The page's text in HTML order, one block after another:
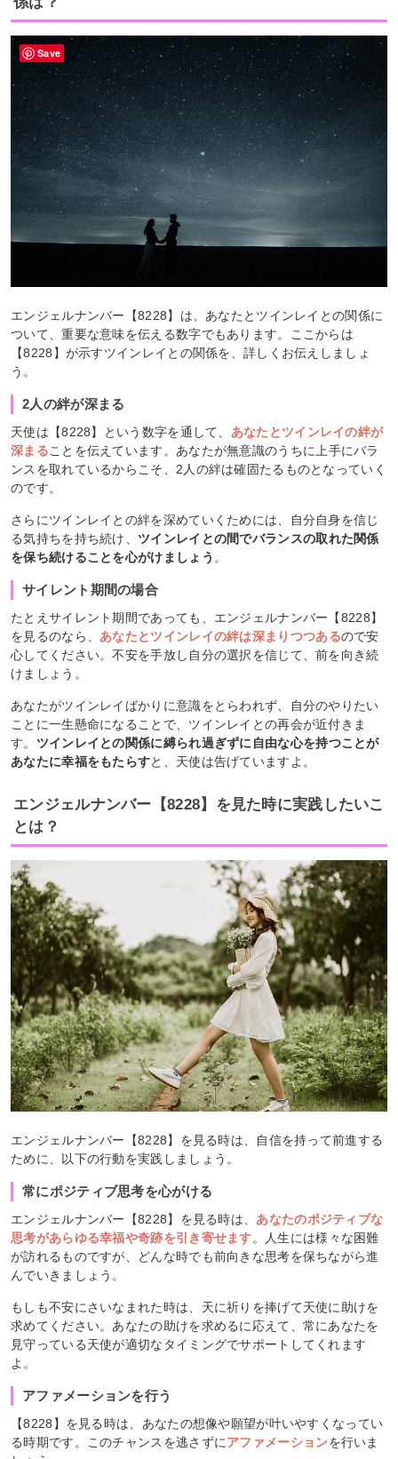
エンジェルナンバー【8228】は、あなたとツインレイとの関係に
ついて、重要な意味を伝える数字でもあります。ここからは
【8228】が示すツインレイとの関係を、詳しくお伝えしましょ
う。
2人の絆が深まる
天使は【8228】という数字を通して、 あなたとツインレイの絆が
深まることを伝えています。あなたが無意識のうちに上手にバラ
ンスを取れているからこそ、2人の絆は確固たるものとなっていく
のです。
さらにツインレイとの絆を深めていくためには、自分自身を信じ
る気持ちを持ち続け、 ツインレイとの間でバランスの取れた関係
を保ち続けることを心がけましょう 。
サイレント期間の場合
たとえサイレント期間であっても、エンジェルナンバー【8228】
を見るのなら、 あなたとツインレイの絆は深まりつつあるので安
心してください。不安を手放し自分の選択を信じて、前を向き続
けましょう。
あなたがツインレイばかりに意識をとらわれず、自分のやりたい
ことに一生懸命になることで、ツインレイとの再会が近付きま
す。 ツインレイとの関係に縛られ過ぎずに自由な心を持つことが
あなたに幸福をもたらすと、天使は告げていますよ。
エンジェルナンバー【8228】を見た時に実践したいこ
とは？
エンジェルナンバー【8228】を見る時は、自信を持って前進する
ために、以下の行動を実践しましょう。
常にポジティブ思考を心がける
エンジェルナンバー【8228】を見る時は、 あなたのポジティブな
思考があらゆる幸福や奇跡を引き寄せます。人生には様々な困難
が訪れるものですが、どんな時でも前向きな思考を保ちながら進
んでいきましょう。
もしも不安にさいなまれた時は、天に祈りを捧げて天使に助けを
求めてください。あなたの助けを求めるに応えて、常にあなたを
見守っている天使が適切なタイミングでサポートしてくれます
よ。
アファメーションを行う
【8228】を見る時は、あなたの想像や願望が叶いやすくなってい
る時期です。このチャンスを逃さずにアファメーションを行いま
Save